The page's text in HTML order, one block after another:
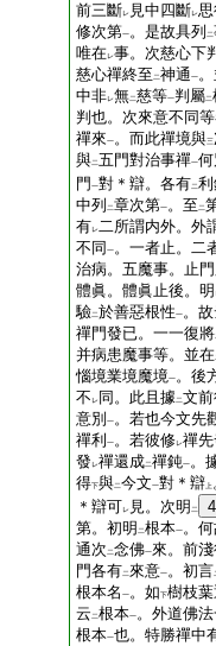
前三斷レ 見中四斷レ
修次第一。是故具列 二
唯在レ事。次慈心下
慈心禪終至 二神通一
中非レ無二慈等一判屬二
判也。次來意不同
禪來一。而此禪境與三
與二五門對治事禪一
門 一對＊辯。各有二
中列
二章次第一。至 二
有レ二所謂内外。外
不同 一。一者止。二
治病。五魔事。止
體眞。體眞止後。明
驗二於善惡根性一。
禪門發已。一一復將
并病患魔事等。並在
惱境業境魔境一。後
不 レ 同。此且據二文
意別 一。若也今文先
禪利 一。若彼修レ禪
發 レ禪還成二禪鈍一。
得下與二今文一對＊辯 上
＊辯可レ 見。次明 二
4
第。初明 二根本一。
通次 二念佛一來。前
門各有二來意一。初言
根本名 一。如下樹枝
云 二根本一。外道佛
根本一也。特勝禪中